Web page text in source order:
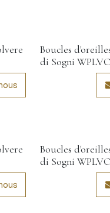
Boucles
di Sogni
Boucles
di Sogni